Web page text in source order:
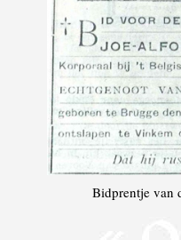
Bidprentje van